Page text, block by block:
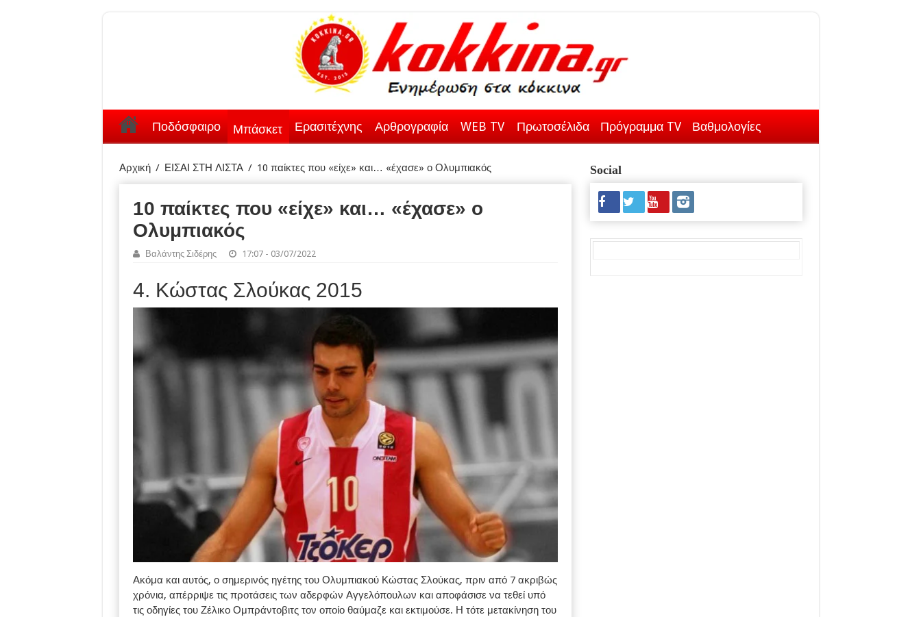
Ποδόσφαιρο Μπάσκετ Ερασιτέχνης Αρθρογραφία WEB TV Πρωτοσέλιδα Πρόγραμμα TV Βαθμολογίες
Αρχική / ΕΙΣΑΙ ΣΤΗ ΛΙΣΤΑ / 10 παίκτες που «είχε» και… «έχασε» ο Ολυμπιακός
10 παίκτες που «είχε» και… «έχασε» ο
Ολυμπιακός
Βαλάντης Σιδέρης 17:07 - 03/07/2022
4. Κώστας Σλούκας 2015
Ακόμα και αυτός, ο σημερινός ηγέτης του Ολυμπιακού Κώστας Σλούκας, πριν από 7 ακριβώς
χρόνια, απέρριψε τις προτάσεις των αδερφών Αγγελόπουλων και αποφάσισε να τεθεί υπό
τις οδηγίες του Ζέλικο Ομπράντοβιτς τον οποίο θαύμαζε και εκτιμούσε. Η τότε μετακίνηση του
Social